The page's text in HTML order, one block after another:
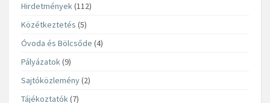
Hirdetmények(112)
Közétkeztetés (5)
Óvoda és Bölcsőde (4)
Pályázatok(9)
Sajtóközlemény(2)
Tájékoztatók(7)